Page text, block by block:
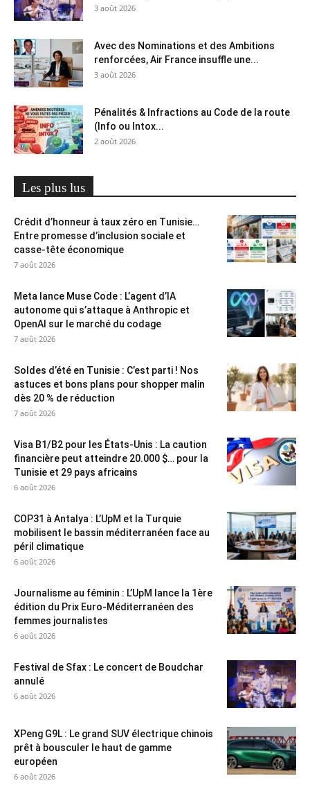
3 août 2026
Avec des Nominations et des Ambitions
renforcées, Air France insuffle une...
3 août 2026
Pénalités & Infractions au Code de la route
(Info ou Intox...
2 août 2026
Les plus lus
Crédit d’honneur à taux zéro en Tunisie…
Entre promesse d’inclusion sociale et
casse-tête économique
7 août 2026
Meta lance Muse Code : L’agent d’IA
autonome qui s’attaque à Anthropic et
OpenAI sur le marché du codage
7 août 2026
Soldes d’été en Tunisie : C’est parti ! Nos
astuces et bons plans pour shopper malin
dès 20 % de réduction
7 août 2026
Visa B1/B2 pour les États-Unis : La caution
financière peut atteindre 20.000 $… pour la
Tunisie et 29 pays africains
6 août 2026
COP31 à Antalya : L’UpM et la Turquie
mobilisent le bassin méditerranéen face au
péril climatique
6 août 2026
Journalisme au féminin : L’UpM lance la 1ère
édition du Prix Euro-Méditerranéen des
femmes journalistes
6 août 2026
Festival de Sfax : Le concert de Boudchar
annulé
6 août 2026
XPeng G9L : Le grand SUV électrique chinois
prêt à bousculer le haut de gamme
européen
6 août 2026